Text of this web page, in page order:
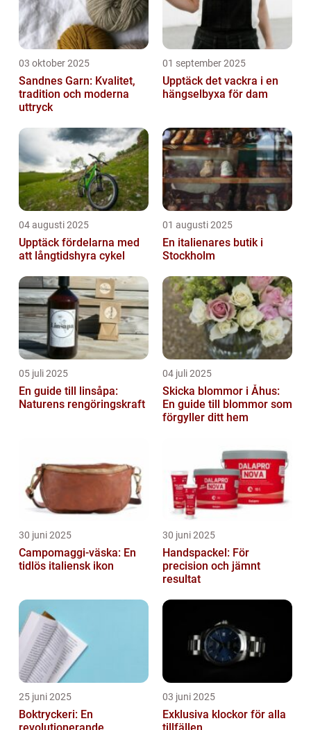
03 oktober 2025
Sandnes Garn: Kvalitet,
tradition och moderna
uttryck
01 september 2025
Upptäck det vackra i en
hängselbyxa för dam
04 augusti 2025
Upptäck fördelarna med
att långtidshyra cykel
01 augusti 2025
En italienares butik i
Stockholm
05 juli 2025
En guide till linsåpa:
Naturens rengöringskraft
04 juli 2025
Skicka blommor i Åhus:
En guide till blommor som
förgyller ditt hem
30 juni 2025
Campomaggi-väska: En
tidlös italiensk ikon
30 juni 2025
Handspackel: För
precision och jämnt
resultat
25 juni 2025
Boktryckeri: En
03 juni 2025
Exklusiva klockor för alla